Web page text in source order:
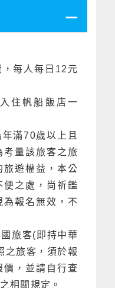
每人每日12元
住帆船飯店一
滿70歲以上且
考量該旅客之旅
旅遊權益，本公
便之處，尚祈鑑
為報名無效，不
旅客(即持中華
之旅客，須於報
價，並請自行查
相關規定。